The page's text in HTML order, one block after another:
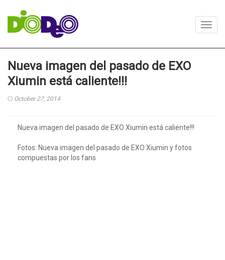
Nueva imagen del pasado de EXO
Xiumin está caliente!!!
October 27, 2014
Nueva imagen del pasado de EXO Xiumin está caliente!!!
Fotos: Nueva imagen del pasado de EXO Xiumin y fotos
compuestas por los fans